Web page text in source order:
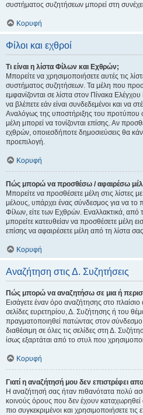
συστήματος συζητήσεων μπορεί στη
Κορυφή
Φίλοι και εχθροί
Τι είναι η λίστα Φίλων και Εχθρών;
Μπορείτε να χρησιμοποιήσετε αυτές τις
συστήματος συζητήσεων. Τα μέλη που
εμφανίζονται σε λίστα στον Πίνακα
να βλέπετε εάν είναι συνδεδεμένοι και να
Αναλόγως της υποστήριξης του προτύπου
μέλη μπορεί να τονίζονται επίσης. Αν
εχθρών, οποιεσδήποτε δημοσιεύσεις θα
προεπιλογή.
Κορυφή
Πώς μπορώ να προσθέσω / αφαιρέσω
Μπορείτε να προσθέσετε μέλη στις λίστες
μέλους, υπάρχει ένας σύνδεσμος για να το
Φίλων, είτε των Εχθρών. Εναλλακτικά, από
μπορείτε κατευθείαν να προσθέσετε μέλη
επίσης να αφαιρέσετε μέλη από τη λίστα
Κορυφή
Αναζήτηση στις Δ. Συζητήσεις
Πώς μπορώ να αναζητήσω σε μια ή
Εισάγετε έναν όρο αναζήτησης στο πλαίσιο
σελίδες ευρετηρίου, Δ. Συζήτησης ή του
πραγματοποιηθεί πατώντας στον σύνδεσμο
διαθέσιμη σε όλες τις σελίδες στη Δ.
ίσως εξαρτάται από το στυλ που
Κορυφή
Γιατί η αναζήτησή μου δεν επιστρέφει
Η αναζήτησή σας ήταν πιθανότατα πολύ
κοινούς όρους που δεν έχουν καταχωρηθεί
πιο συγκεκριμένοι και χρησιμοποιήσετε τις